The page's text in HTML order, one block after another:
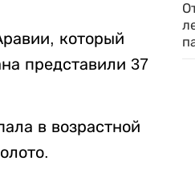
который
представили 37
в возрастной